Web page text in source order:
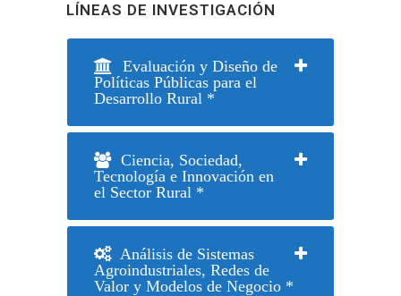
LÍNEAS DE INVESTIGACIÓN
Evaluación y Diseño de
Políticas Públicas para el
Desarrollo Rural *
Ciencia, Sociedad,
Tecnología e Innovación en
el Sector Rural *
Análisis de Sistemas
Agroindustriales, Redes de
Valor y Modelos de Negocio *